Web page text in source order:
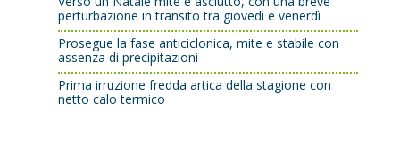
perturbazione in transito tra giovedì e venerdì
Prosegue la fase anticiclonica, mite e stabile con
assenza di precipitazioni
Prima irruzione fredda artica della stagione con
netto calo termico